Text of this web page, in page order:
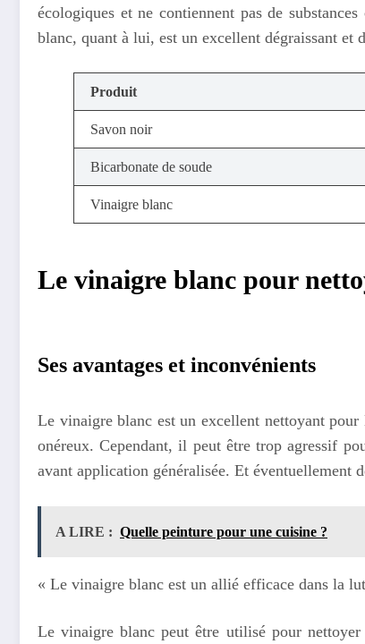
écologiques et ne contiennent pas de
blanc, quant à lui, est un excellent dégraissant et
Produit
Savon noir
Bicarbonate de soude
Vinaigre blanc
Le vinaigre blanc pour
Ses avantages et inconvénients
Le vinaigre blanc est un excellent nettoyant
onéreux. Cependant, il peut être trop agressif
avant application généralisée. Et éventuellement
A LIRE : Quelle peinture pour une cuisine ?
« Le vinaigre blanc est un allié efficace dans la
Le vinaigre blanc peut être utilisé pour